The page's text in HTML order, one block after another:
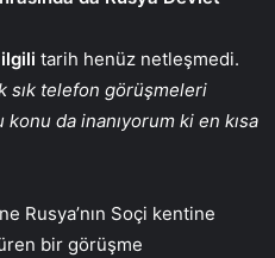
tarih henüz netleşmedi.
sık telefon görüşmeleri
da inanıyorum ki en kısa
Rusya’nın Soçi kentine
bir görüşme